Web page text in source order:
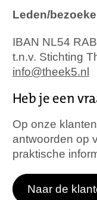
Leden/
IBAN NL54
t.n.v. Stichting
info@theek5.nl
Heb je een
Op onze
antwoorden op
praktische
Naar de